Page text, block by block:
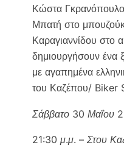
Κώστα Γκρανόπουλο
Μπατή στο
Καραγιαννίδου στο
δημιουργήσουν ένα
με αγαπημένα
του Καζέπου/ Biker
Σάββατο 30 Μαΐου
21:30 μ.μ. – Στου